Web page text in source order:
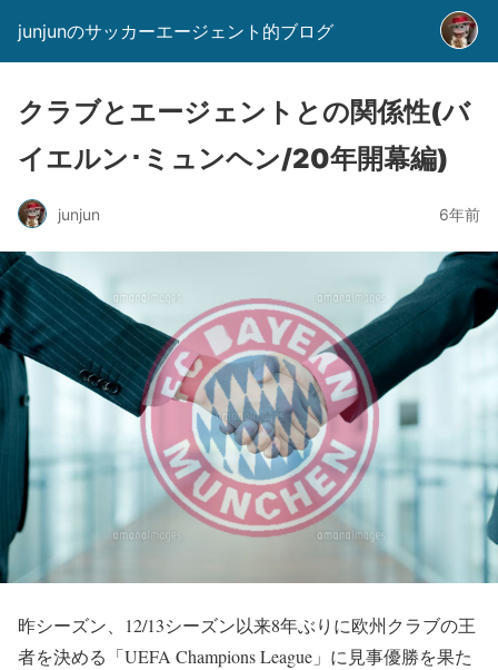
junjunのサッカーエージェント的ブログ
クラブとエージェントとの関係性(バ
イエルン･ミュンヘン/20年開幕編)
junjun 6年前
昨シーズン、12/13シーズン以来8年ぶりに欧州クラブの王
者を決める「UEFA Champions League」に見事優勝を果た